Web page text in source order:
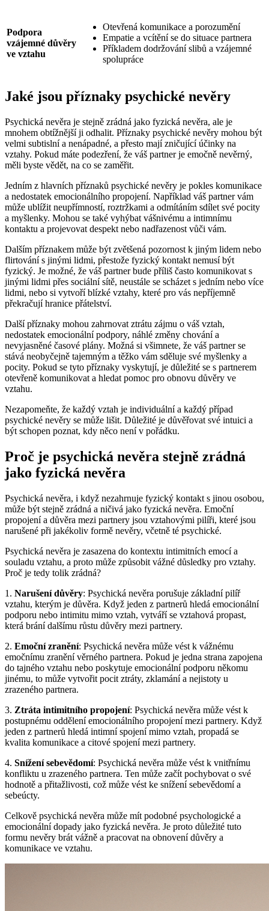
Podpora
vzájemné důvěry
ve vztahu
Otevřená komunikace a porozumění
Empatie a vcítění se do situace partnera
Příkladem dodržování slibů a vzájemné
spolupráce
Jaké jsou příznaky psychické nevěry
Psychická nevěra je stejně zrádná jako fyzická nevěra, ale je
mnohem obtížnější ji odhalit. Příznaky psychické nevěry mohou být
velmi subtislní a nenápadné, a přesto mají zničující účinky na
vztahy. Pokud máte podezření, že váš partner je emočně nevěrný,
měli byste vědět, na co se zaměřit.
Jedním z hlavních příznaků psychické nevěry je pokles komunikace
a nedostatek emocionálního propojení. Například váš partner vám
může ublížit neupřímností, roztržkami a odmítáním sdílet své pocity
a myšlenky. Mohou se také vyhýbat vášnivému a intimnímu
kontaktu a projevovat despekt nebo nadřazenost vůči vám.
Dalším příznakem může být zvětšená pozornost k jiným lidem nebo
flirtování s jinými lidmi, přestože fyzický kontakt nemusí být
fyzický. Je možné, že váš partner bude příliš často komunikovat s
jinými lidmi přes sociální sítě, neustále se scházet s jedním nebo více
lidmi, nebo si vytvoří blízké vztahy, které pro vás nepříjemně
překračují hranice přátelství.
Další příznaky mohou zahrnovat ztrátu zájmu o váš vztah,
nedostatek emocionální podpory, náhlé změny chování a
nevyjasněné časové plány. Možná si všimnete, že váš partner se
stává neobyčejně tajemným a těžko vám sděluje své myšlenky a
pocity. Pokud se tyto příznaky vyskytují, je důležité se s partnerem
otevřeně komunikovat a hledat pomoc pro obnovu důvěry ve
vztahu.
Nezapomeňte, že každý vztah je individuální a každý případ
psychické nevěry se může lišit. Důležité je důvěřovat své intuici a
být schopen poznat, kdy něco není v pořádku.
Proč je psychická nevěra stejně zrádná
jako fyzická nevěra
Psychická nevěra, i když nezahrnuje fyzický kontakt s jinou osobou,
může být stejně zrádná a ničivá jako fyzická nevěra. Emoční
propojení a důvěra mezi partnery jsou vztahovými pilíři, které jsou
narušené při jakékoliv formě nevěry, včetně té psychické.
Psychická nevěra je zasazena do kontextu intimitních emocí a
souladu vztahu, a proto může způsobit vážné důsledky pro vztahy.
Proč je tedy tolik zrádná?
1. Narušení důvěry: Psychická nevěra porušuje základní pilíř
vztahu, kterým je důvěra. Když jeden z partnerů hledá emocionální
podporu nebo intimitu mimo vztah, vytváří se vztahová propast,
která brání dalšímu růstu důvěry mezi partnery.
2. Emoční zranění: Psychická nevěra může vést k vážnému
emočnímu zranění věrného partnera. Pokud je jedna strana zapojena
do tajného vztahu nebo poskytuje emocionální podporu někomu
jinému, to může vytvořit pocit ztráty, zklamání a nejistoty u
zrazeného partnera.
3. Ztráta intimitního propojení: Psychická nevěra může vést k
postupnému oddělení emocionálního propojení mezi partnery. Když
jeden z partnerů hledá intimní spojení mimo vztah, propadá se
kvalita komunikace a citové spojení mezi partnery.
4. Snížení sebevědomí: Psychická nevěra může vést k vnitřnímu
konfliktu u zrazeného partnera. Ten může začít pochybovat o své
hodnotě a přitažlivosti, což může vést ke snížení sebevědomí a
sebeúcty.
Celkově psychická nevěra může mít podobné psychologické a
emocionální dopady jako fyzická nevěra. Je proto důležité tuto
formu nevěry brát vážně a pracovat na obnovení důvěry a
komunikace ve vztahu.